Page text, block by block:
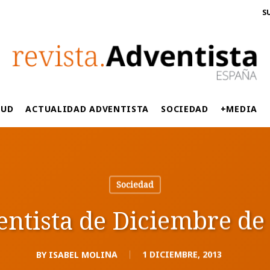
ACTUALIDAD ADVENTISTA SOCIEDAD +MEDIA
Sociedad
de Diciembre de
BY ISABEL MOLINA 1 DICIEMBRE, 2013